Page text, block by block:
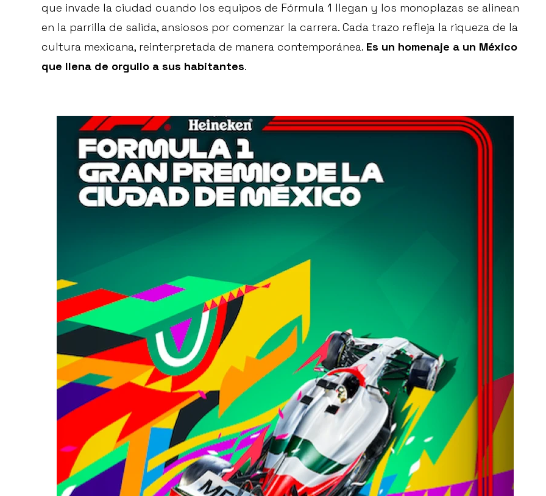
que invade la ciudad cuando los equipos de Fórmula 1 llegan y los monoplazas se alinean
en la parrilla de salida, ansiosos por comenzar la carrera. Cada trazo refleja la riqueza de la
cultura mexicana, reinterpretada de manera contemporánea. Es un homenaje a un México
que llena de orgullo a sus habitantes.